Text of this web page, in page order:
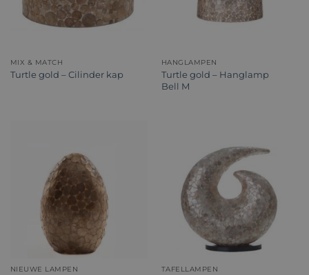
MIX & MATCH
Turtle gold – Cilinder kap
HANGLAMPEN
Turtle gold – Hanglamp
Bell M
NIEUWE LAMPEN TAFELLAMPEN